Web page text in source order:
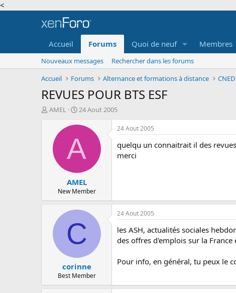
<
Accueil Forums Quoi de neuf Membres
Nouveaux messages
Rechercher dans les forums
Accueil
Forums Alternance et formations à distance
REVUES POUR BTS ESF
A
d
AMEL
D
t
d
e
é
b
u
t
24 Aout 2005
A
AMEL
New Member
24 Aout 2005
quelqu un connaitrait il des
merci
C
corinne
Best Member
24 Aout 2005
les ASH, actualités sociales
des offres d'emplois sur la France
Pour info, en général, tu peux le